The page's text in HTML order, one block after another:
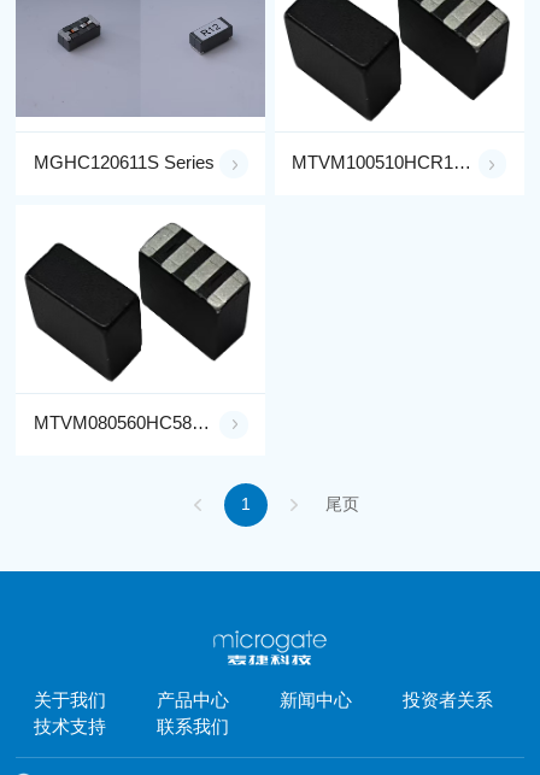
MGHC120611S Series MTVM100510HCR10M**-LF
MTVM080560HC58NM**-LF
1 尾页
关于我们 产品中心 新闻中心
投资者关系
技术支持
联系我们